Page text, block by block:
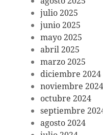
julio 2025
junio 2025
mayo 2025
abril 2025
marzo 2025
diciembre 2024
noviembre 2024
octubre 2024
septiembre
agosto 2024